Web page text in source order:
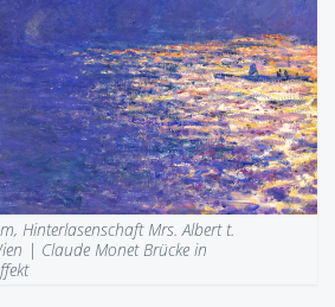
Hinterlasenschaft Mrs. Albert t.
| Claude Monet Brücke in